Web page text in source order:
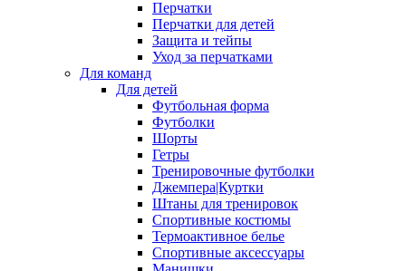
Перчатки
Перчатки для детей
Защита и тейпы
Уход за перчатками
Для команд
Для детей
Футбольная форма
Футболки
Шорты
Гетры
Тренировочные футболки
Джемпера|Куртки
Штаны для тренировок
Спортивные костюмы
Термоактивное белье
Спортивные аксессуары